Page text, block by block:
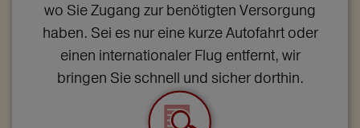
wo Sie Zugang zur benötigten Versorgung
haben. Sei es nur eine kurze Autofahrt oder
einen internationaler Flug entfernt, wir
bringen Sie schnell und sicher dorthin.